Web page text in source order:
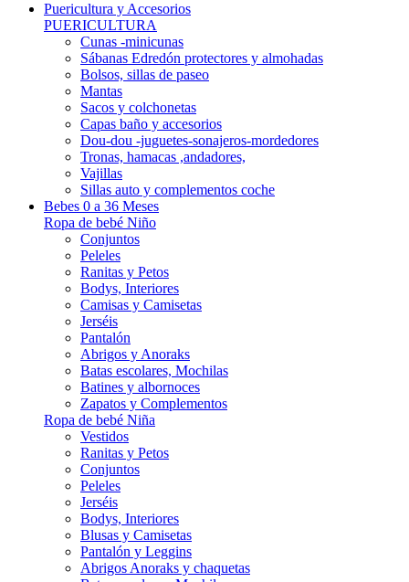
Puericultura y Accesorios
PUERICULTURA
Cunas -minicunas
Sábanas Edredón protectores y almohadas
Bolsos, sillas de paseo
Mantas
Sacos y colchonetas
Capas baño y accesorios
Dou-dou -juguetes-sonajeros-mordedores
Tronas, hamacas ,andadores,
Vajillas
Sillas auto y complementos coche
Bebes 0 a 36 Meses
Ropa de bebé Niño
Conjuntos
Peleles
Ranitas y Petos
Bodys, Interiores
Camisas y Camisetas
Jerséis
Pantalón
Abrigos y Anoraks
Batas escolares, Mochilas
Batines y albornoces
Zapatos y Complementos
Ropa de bebé Niña
Vestidos
Ranitas y Petos
Conjuntos
Peleles
Jerséis
Bodys, Interiores
Blusas y Camisetas
Pantalón y Leggins
Abrigos Anoraks y chaquetas